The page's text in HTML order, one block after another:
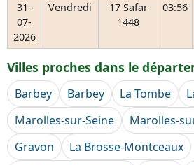
31-
07-
2026
Vendredi
17 Safar
1448
03:56
Villes proches dans le
Barbey Barbey La Tombe
Marolles-sur-Seine
Marolles-
Gravon
La Brosse-Montceaux